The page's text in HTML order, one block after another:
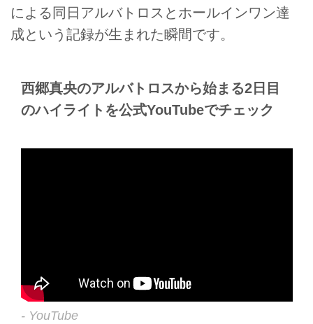
による同日アルバトロスとホールインワン達
成という記録が生まれた瞬間です。
西郷真央のアルバトロスから始まる2日目
のハイライトを公式YouTubeでチェック
- YouTube